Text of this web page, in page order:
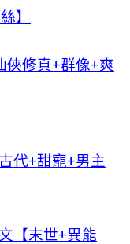
】
俠修真+群像+爽
代+甜寵+男主
【末世+異能